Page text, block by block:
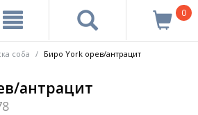
0
соба Биро York орев/антрацит
антрацит